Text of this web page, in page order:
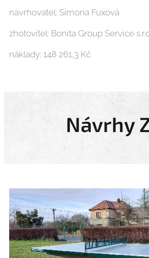
navrhovatel: Simona Fuxová
zhotovitel: Bonita Group Service
náklady: 148 261,3 Kč
Návrhy